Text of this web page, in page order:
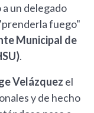
un delegado
fuego"
Municipal de
.
Velázquez el
y de hecho